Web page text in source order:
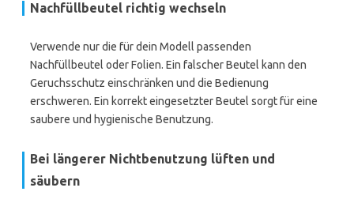
Nachfüllbeutel richtig wechseln
Verwende nur die für dein Modell passenden
Nachfüllbeutel oder Folien. Ein falscher Beutel kann den
Geruchsschutz einschränken und die Bedienung
erschweren. Ein korrekt eingesetzter Beutel sorgt für eine
saubere und hygienische Benutzung.
Bei längerer Nichtbenutzung lüften und
säubern